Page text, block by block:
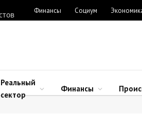
Финансы Социум
Реальный
сектор
Финансы